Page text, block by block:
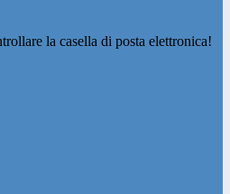
la casella di posta elettronica!